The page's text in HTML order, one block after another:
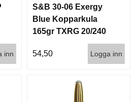
inn
S&B 30-06 Exergy
Blue Kopparkula
165gr TXRG 20/240
54,50 Logga inn